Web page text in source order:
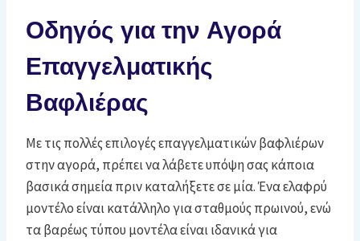
Οδηγός για την Αγορά
Επαγγελματικής
Βαφλιέρας
Με τις πολλές επιλογές επαγγελματικών βαφλιέρων
στην αγορά, πρέπει να λάβετε υπόψη σας κάποια
βασικά σημεία πριν καταλήξετε σε μία. Ένα ελαφρύ
μοντέλο είναι κατάλληλο για σταθμούς πρωινού, ενώ
τα βαρέως τύπου μοντέλα είναι ιδανικά για